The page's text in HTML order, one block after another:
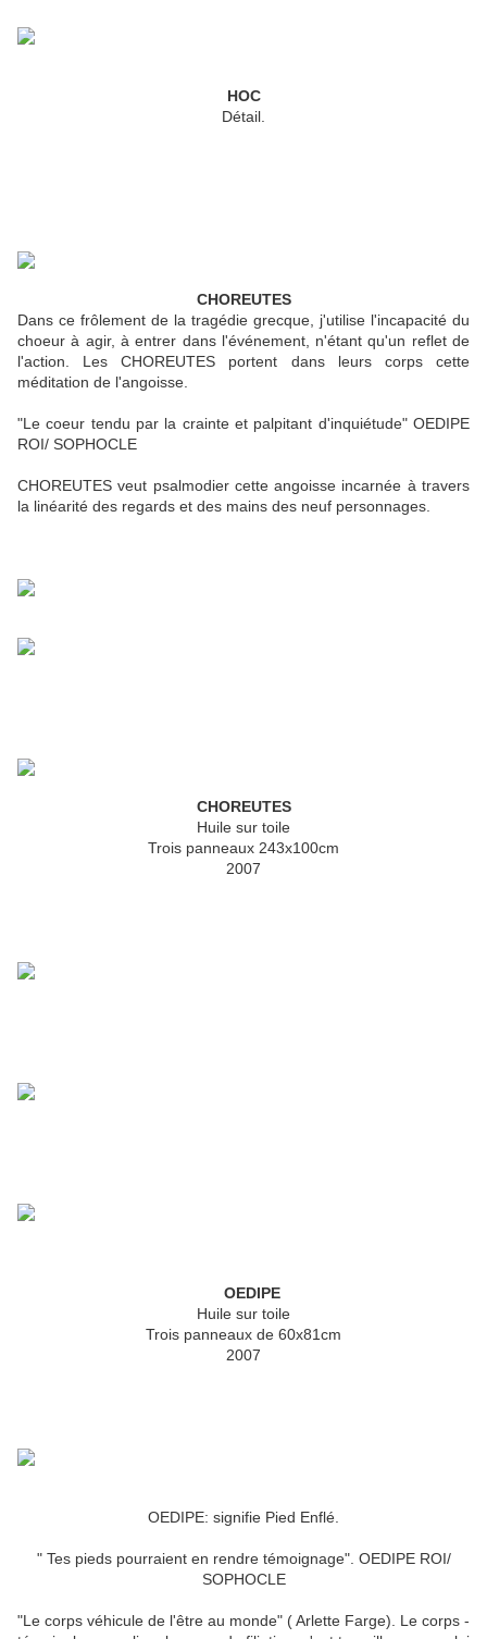
HOC
Détail.
CHOREUTES
Dans ce frôlement de la tragédie grecque, j'utilise l'incapacité du
choeur à agir, à entrer dans l'événement, n'étant qu'un reflet de
l'action. Les CHOREUTES portent dans leurs corps cette
méditation de l'angoisse.
"Le coeur tendu par la crainte et palpitant d'inquiétude" OEDIPE
ROI/ SOPHOCLE
CHOREUTES veut psalmodier cette angoisse incarnée à travers
la linéarité des regards et des mains des neuf personnages.
CHOREUTES
Huile sur toile
Trois panneaux 243x100cm
2007
OEDIPE
Huile sur toile
Trois panneaux de 60x81cm
2007
OEDIPE: signifie Pied Enflé.
" Tes pieds pourraient en rendre témoignage". OEDIPE ROI/
SOPHOCLE
"Le corps véhicule de l'être au monde" ( Arlette Farge). Le corps -